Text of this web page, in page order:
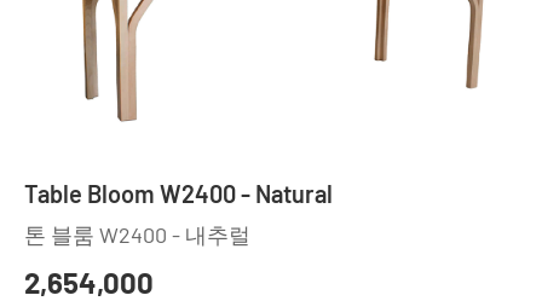
Table Bloom W2400 - Natural
톤 블룸 W2400 - 내추럴
2,654,000